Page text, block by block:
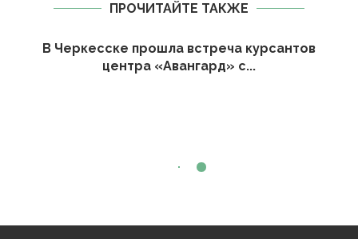
ПРОЧИТАЙТЕ ТАКЖЕ
В Черкесске прошла встреча курсантов
центра «Авангард» с...